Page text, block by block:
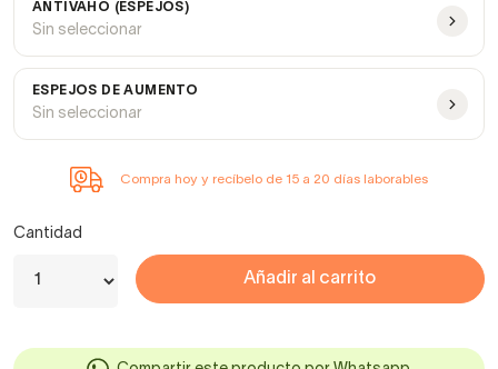
ANTIVAHO (ESPEJOS)
Sin seleccionar
ESPEJOS DE AUMENTO
Sin seleccionar
Compra hoy y recíbelo de 15 a 20 días laborables
Cantidad
Añadir al carrito